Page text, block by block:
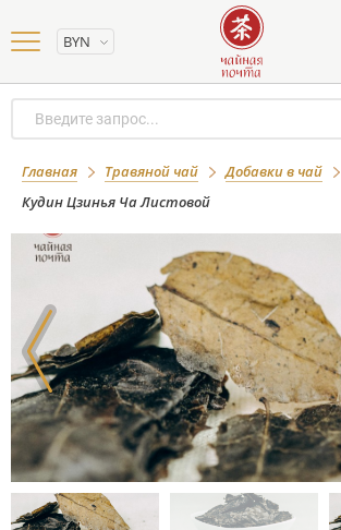
BYN
Главная Травяной чай
Добавки в чай
Кудин Цзинья Ча Листовой
Кудин Цзинья Ча Листовой